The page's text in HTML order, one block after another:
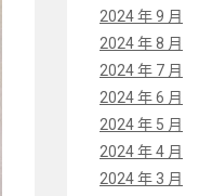
2024 年 9 月
2024 年 8 月
2024 年 7 月
2024 年 6 月
2024 年 5 月
2024 年 4 月
2024 年 3 月